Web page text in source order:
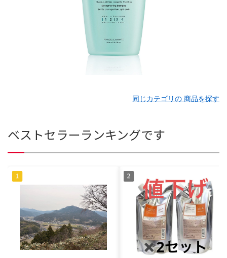
同じカテゴリの 商品を探す
ベストセラーランキングです